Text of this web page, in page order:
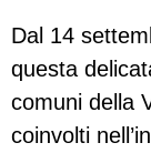
Dal 14
questa
comuni della
coinvolti